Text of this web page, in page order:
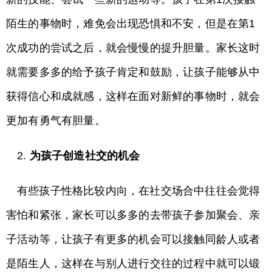
陌生的事物时，难免会出现恐惧和不安，但是在第1
次成功的尝试之后，就会慢慢的提升胆量。家长这时
就需要多多的给予孩子肯定和鼓励，让孩子能够从中
获得信心和成就感，这样在面对新鲜的事物时，就会
更加有勇气有胆量。
2. 为孩子创造社交的机会
有些孩子性格比较内向，在社交场合中往往会觉得
害怕和紧张，家长可以多多的去带孩子参加聚会、亲
子活动等，让孩子有更多的机会可以接触同龄人或者
是陌生人，这样在与别人进行交往的过程中就可以锻